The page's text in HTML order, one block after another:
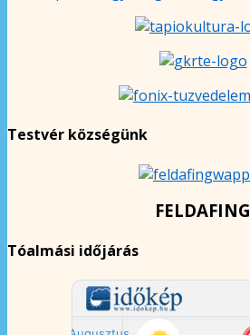
Testvér községünk
FELDAFING
Tóalmási időjárás